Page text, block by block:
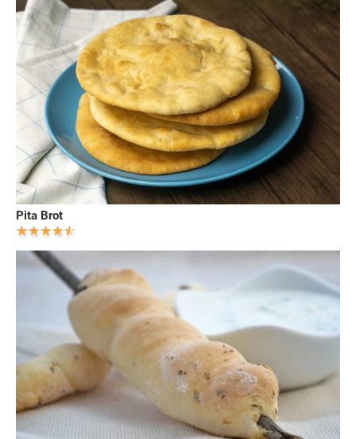
Pita Brot